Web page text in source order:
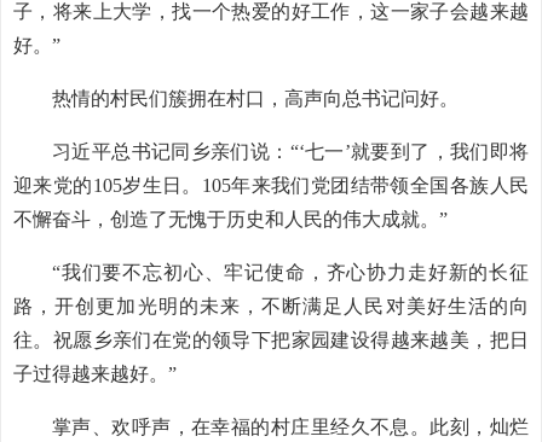
子，将来上大学，找一个热爱的好工作，这一家子会越来越
好。”
热情的村民们簇拥在村口，高声向总书记问好。
习近平总书记同乡亲们说：“‘七一’就要到了，我们即将
迎来党的105岁生日。105年来我们党团结带领全国各族人民
不懈奋斗，创造了无愧于历史和人民的伟大成就。”
“我们要不忘初心、牢记使命，齐心协力走好新的长征
路，开创更加光明的未来，不断满足人民对美好生活的向
往。祝愿乡亲们在党的领导下把家园建设得越来越美，把日
子过得越来越好。”
掌声、欢呼声，在幸福的村庄里经久不息。此刻，灿烂